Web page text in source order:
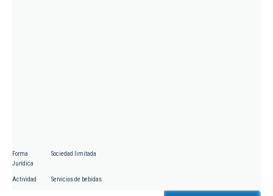
Forma
Jurídica
Sociedad limitada
Actividad Servicios de bebidas